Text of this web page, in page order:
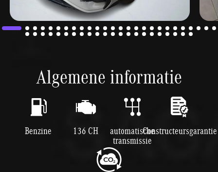
Algemene informatie
Benzine 136 CH automatische
transmissie
Constructeursgarantie